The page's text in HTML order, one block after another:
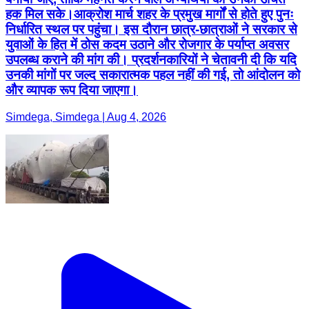
हक मिल सके।आक्रोश मार्च शहर के प्रमुख मार्गों से होते हुए पुनः
निर्धारित स्थल पर पहुंचा। इस दौरान छात्र-छात्राओं ने सरकार से
युवाओं के हित में ठोस कदम उठाने और रोजगार के पर्याप्त अवसर
उपलब्ध कराने की मांग की। प्रदर्शनकारियों ने चेतावनी दी कि यदि
उनकी मांगों पर जल्द सकारात्मक पहल नहीं की गई, तो आंदोलन को
और व्यापक रूप दिया जाएगा।
Simdega, Simdega | Aug 4, 2026